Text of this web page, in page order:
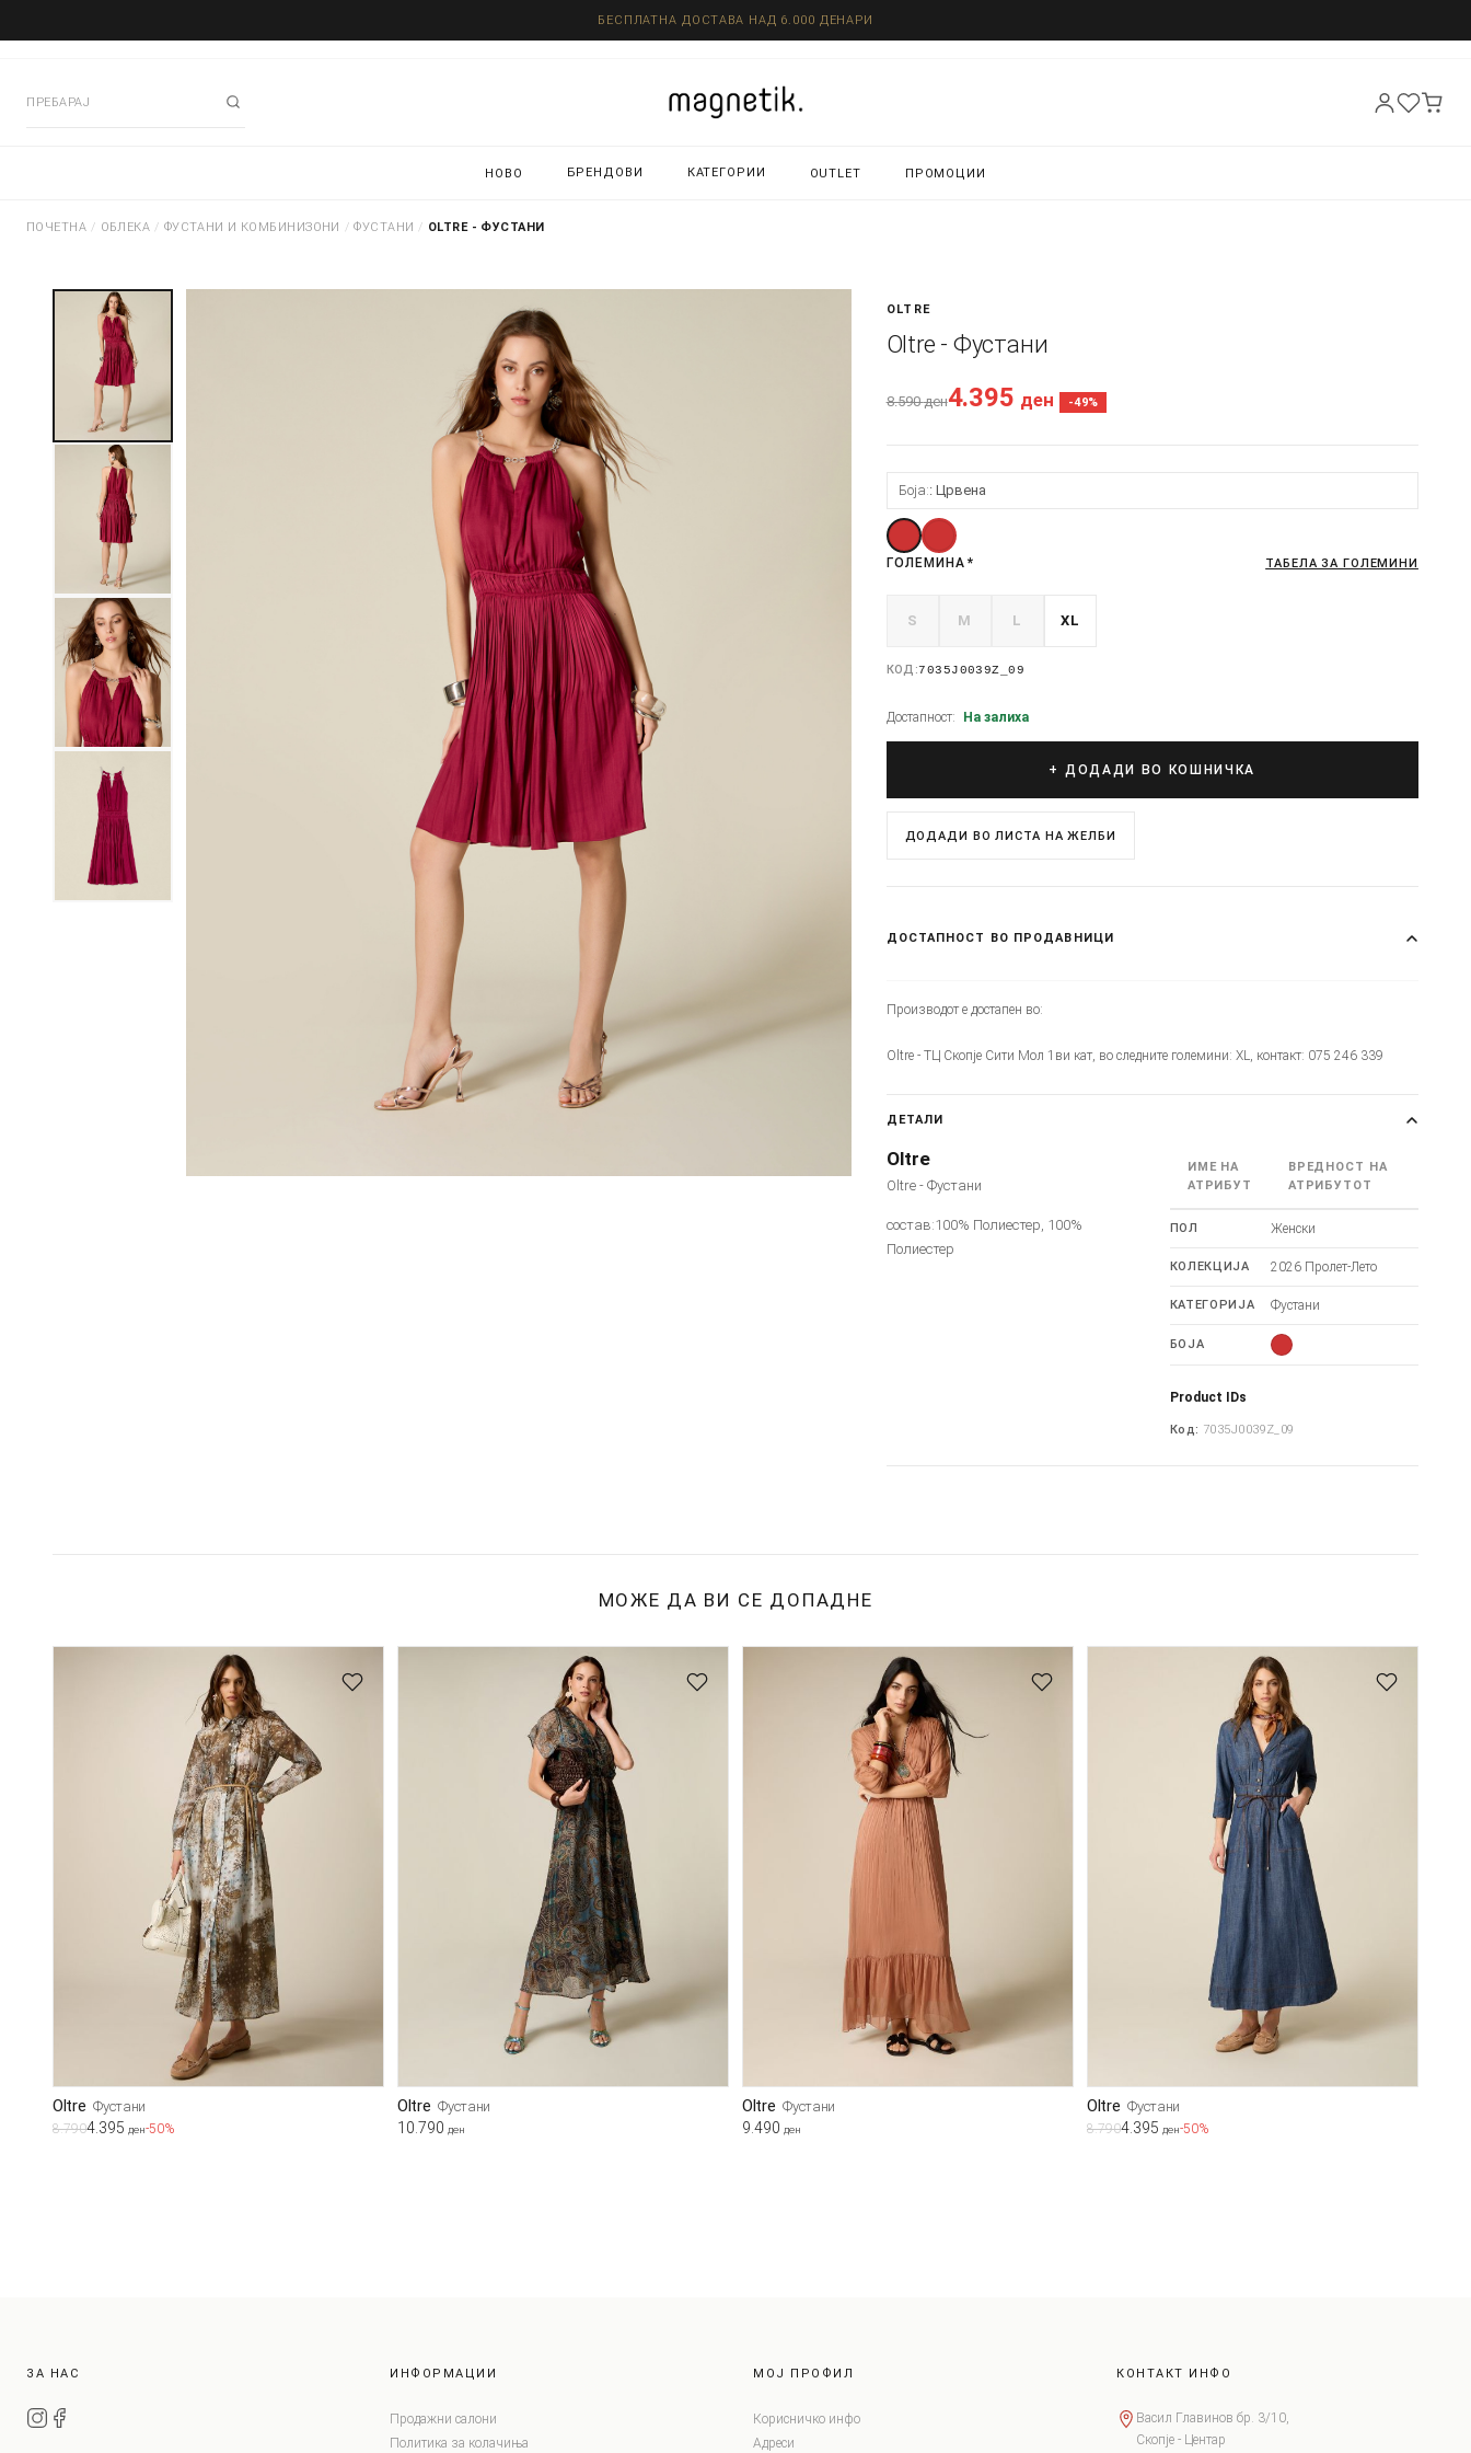
БЕСПЛАТНА ДОСТАВА НАД 6.000 ДЕНАРИ
НОВО БРЕНДОВИ КАТЕГОРИИ OUTLET ПРОМОЦИИ
ПОЧЕТНА / ОБЛЕКА / ФУСТАНИ И КОМБИНИЗОНИ / ФУСТАНИ / OLTRE - ФУСТАНИ
OLTRE
Oltre - Фустани
8.590ден4.395 ден -49%
Боја: Црвена
ГОЛЕМИНА * ТАБЕЛА ЗА ГОЛЕМИНИ
S M L XL
КОД:7035J0039Z_09
Достапност: На залиха
+ ДОДАДИ ВО КОШНИЧКА
ДОДАДИ ВО ЛИСТА НА ЖЕЛБИ
ДОСТАПНОСТ ВО ПРОДАВНИЦИ
Производот е достапен во:
Oltre - ТЦ Скопје Сити Мол 1ви кат, во следните големини: XL, контакт: 075 246 339
ДЕТАЛИ
Oltre
Oltre - Фустани
состав:100% Полиестер, 100%
Полиестер
ИМЕ НА
АТРИБУТ
ВРЕДНОСТ НА
АТРИБУТОТ
ПОЛ Женски
КОЛЕКЦИЈА 2026 Пролет-Лето
КАТЕГОРИЈА Фустани
БОЈА
Product IDs
Код: 7035J0039Z_09
МОЖЕ ДА ВИ СЕ ДОПАДНЕ
Oltre Фустани
8.7904.395 ден-50%
Oltre Фустани
10.790 ден
Oltre Фустани
9.490 ден
Oltre Фустани
8.7904.395 ден-50%
ЗА НАС ИНФОРМАЦИИ
Продажни салони
Политика за колачиња
МОЈ ПРОФИЛ
Корисничко инфо
Адреси
КОНТАКТ ИНФО
Васил Главинов бр. 3/10,
Скопје - Центар